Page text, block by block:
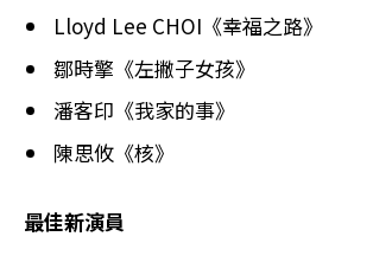
Lloyd Lee CHOI《幸福之路》
鄒時擎《左撇子女孩》
潘客印《我家的事》
陳思攸《核》
最佳新演員